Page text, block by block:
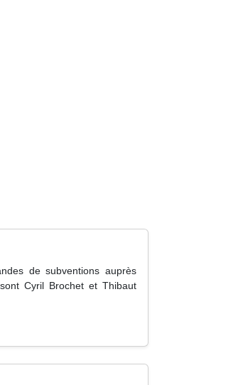
de subventions auprès
Cyril Brochet et Thibaut